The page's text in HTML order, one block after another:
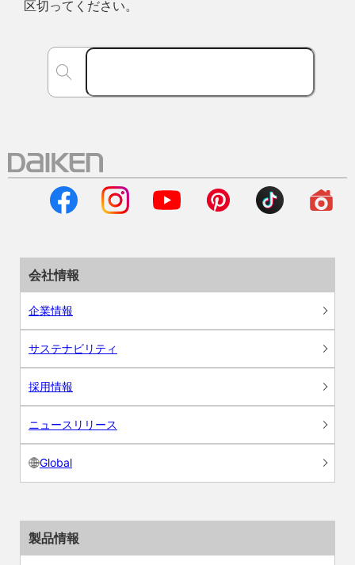
区切ってください。
会社情報
企業情報
サステナビリティ
採用情報
ニュースリリース
Global
製品情報